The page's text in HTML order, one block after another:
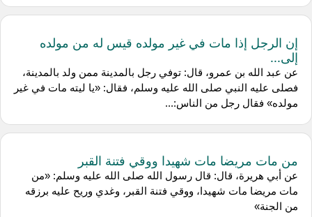
إن الرجل إذا مات في غير مولده قيس له من مولده
إلى...
عن عبد الله بن عمرو، قال: توفي رجل بالمدينة ممن ولد بالمدينة،
فصلى عليه النبي صلى الله عليه وسلم، فقال: «يا ليته مات في غير
مولده» فقال رجل من الناس:...
من مات مريضا مات شهيدا ووقي فتنة القبر
عن أبي هريرة، قال: قال رسول الله صلى الله عليه وسلم: «من
مات مريضا مات شهيدا، ووقي فتنة القبر، وغدي وريح عليه برزقه
من الجنة»